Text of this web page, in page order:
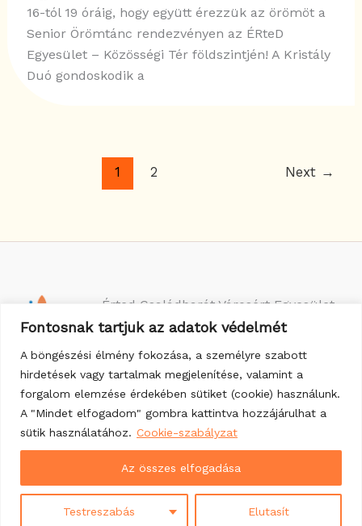
Fontosnak tartjuk az adatok védelmét
A böngészési élmény fokozása, a személyre szabott
hirdetések vagy tartalmak megjelenítése, valamint a
forgalom elemzése érdekében sütiket (cookie) használunk.
A "Mindet elfogadom" gombra kattintva hozzájárulhat a
sütik használatához. Cookie-szabályzat
Testreszabás Elutasít
Az összes elfogadása
16-tól 19 óráig, hogy együtt érezzük az örömöt a
Senior Örömtánc rendezvényen az ÉRteD
Egyesület – Közösségi Tér földszintjén! A Kristály
Duó gondoskodik a
1 2 Next →
Érted Családbarát Városért Egyesület
Cím: 2030 Érd, Felső u. 43.
Telefonszám: 06 30 074 2780
Facebook E-mail
©2024 by Érted Családbarát Városért Egyesület